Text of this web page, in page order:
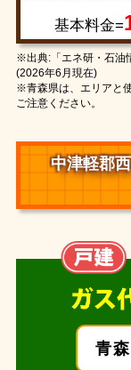
基本料金=
※出典:「エネ研・石油
(2026年6月現在)
※青森県は、エリアと
ご注意ください。
中津軽郡